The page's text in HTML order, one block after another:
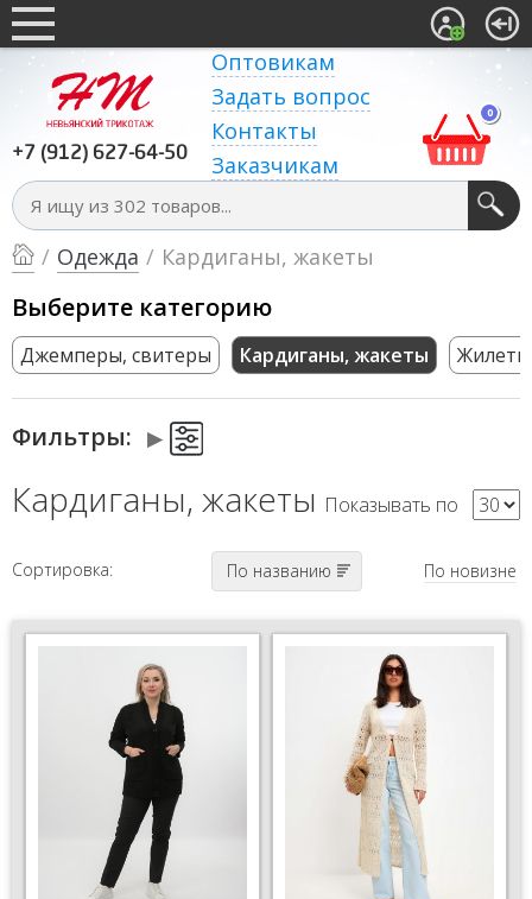
+7 (912) 627-64-50
Оптовикам
Задать вопрос
Контакты
Заказчикам
0
/ Одежда / Кардиганы, жакеты
Выберите категорию
Джемперы, свитеры Кардиганы, жакеты Жилеты
Фильтры:
Кардиганы, жакеты Показывать по
Сортировка: По названию По новизне